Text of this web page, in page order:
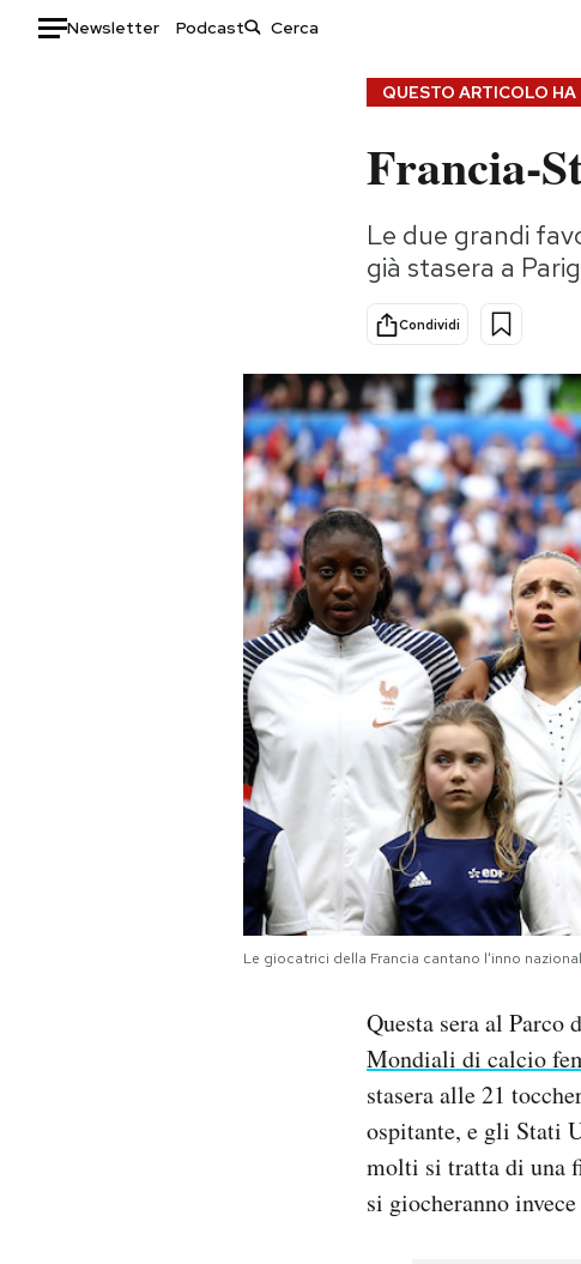
Newsletter Podcast
Consumismi
Storie/Idee
Ok Boomer!
Media
Europa
Altrecose
Mondiali calcio 2026
QUESTO ARTICOLO HA
Francia-
Le due grandi
già stasera a
Condividi
Le giocatrici della Francia cantano l'inno
Questa sera al
Mondiali di calcio
stasera alle 21
ospitante, e gli Stati
molti si tratta di una
si giocheranno